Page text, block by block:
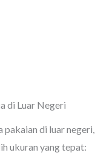
di Luar Negeri
di luar
ukuran yang tepat: